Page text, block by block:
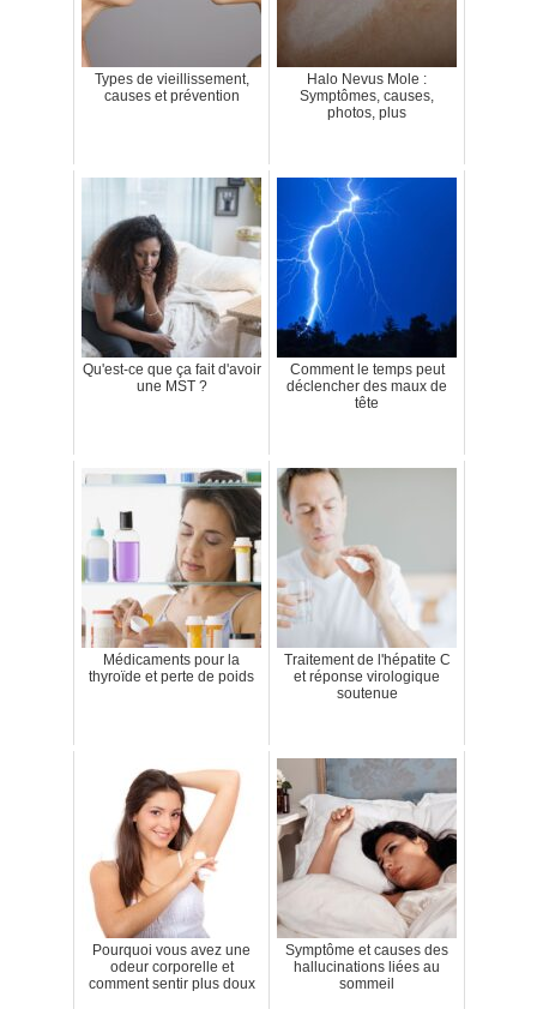
Types de vieillissement,
causes et prévention
Halo Nevus Mole :
Symptômes, causes,
photos, plus
Qu'est-ce que ça fait d'avoir
une MST ?
Comment le temps peut
déclencher des maux de
tête
Médicaments pour la
thyroïde et perte de poids
Traitement de l'hépatite C
et réponse virologique
soutenue
Pourquoi vous avez une
odeur corporelle et
comment sentir plus doux
Symptôme et causes des
hallucinations liées au
sommeil